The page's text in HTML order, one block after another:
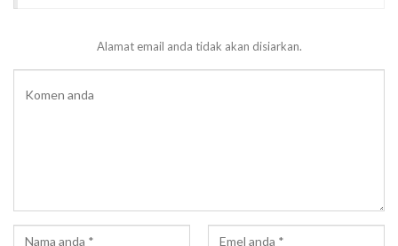
Alamat email anda tidak akan disiarkan.